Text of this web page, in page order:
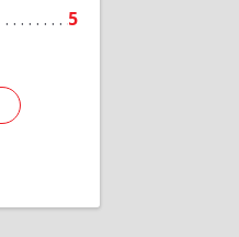
5